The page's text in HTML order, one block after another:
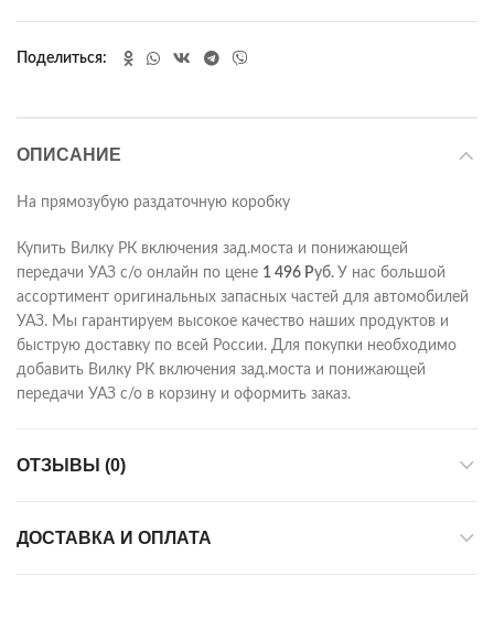
Поделиться
ОПИСАНИЕ
На прямозубую раздаточную коробку
Купить Вилку РК включения зад.моста и понижающей
передачи УАЗ с/о онлайн по цене 1 496 Руб. У нас большой
ассортимент оригинальных запасных частей для автомобилей
УАЗ. Мы гарантируем высокое качество наших продуктов и
быструю доставку по всей России. Для покупки необходимо
добавить Вилку РК включения зад.моста и понижающей
передачи УАЗ с/о в корзину и оформить заказ.
ОТЗЫВЫ (0)
ДОСТАВКА И ОПЛАТА